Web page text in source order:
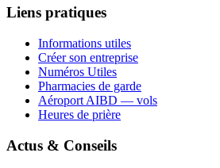
Liens pratiques
Informations utiles
Créer son entreprise
Numéros Utiles
Pharmacies de garde
Aéroport AIBD — vols
Heures de prière
Actus & Conseils